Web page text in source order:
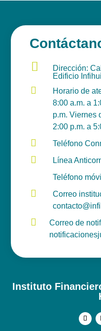

Dirección:
Edificio

Horario de
8:00 a.m. a
p.m. Viernes
2:00 p.m. a
 Teléfono
 Línea
Teléfono

Correo

Correo de
Instituto